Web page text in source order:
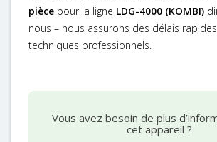
pièce pour la ligne LDG-4000 (KOMBI)
nous – nous assurons des délais
techniques professionnels.
Vous avez besoin de plus
cet appareil ?